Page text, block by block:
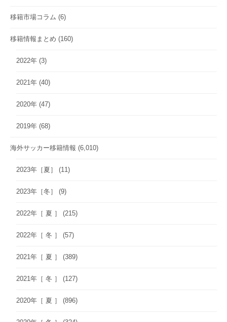
移籍市場コラム (6)
移籍情報まとめ (160)
2022年 (3)
2021年 (40)
2020年 (47)
2019年 (68)
海外サッカー移籍情報 (6,010)
2023年［夏］ (11)
2023年［冬］ (9)
2022年［ 夏 ］ (215)
2022年［ 冬 ］ (57)
2021年［ 夏 ］ (389)
2021年［ 冬 ］ (127)
2020年［ 夏 ］ (896)